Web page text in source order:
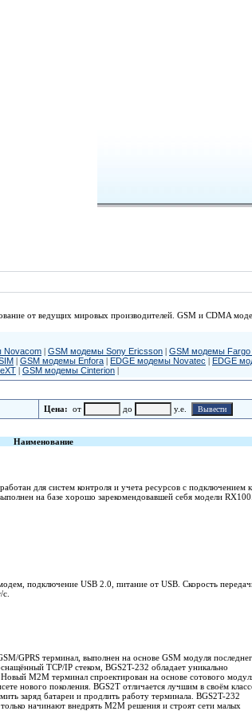
от ведущих мировых производителей. GSM и CDMA
Novacom | GSM модемы Sony Ericsson | GSM модемы Fargo
| GSM модемы Enfora | EDGE модемы Novatec | EDGE
| GSM модемы Cinterion |
Цена: от до y.e.
Наименование
для систем контроля и учета ресурсов с подключением к
на базе хорошо зарекомендовавшей себя модели
подключение USB 2.0, питание от USB. Cкорость
GPRS терминал, выполнен на основе GSM модуля
TCP/IP стеком, BGS2T-232 обладает уникально
M2M терминал спроектирован на основе сотового
нового поколения. BGS2Т отличается лучшим в своём
заряд батареи и продлить работу терминала. BGS2T-232
начинают внедрять М2М решения и строят сети малых